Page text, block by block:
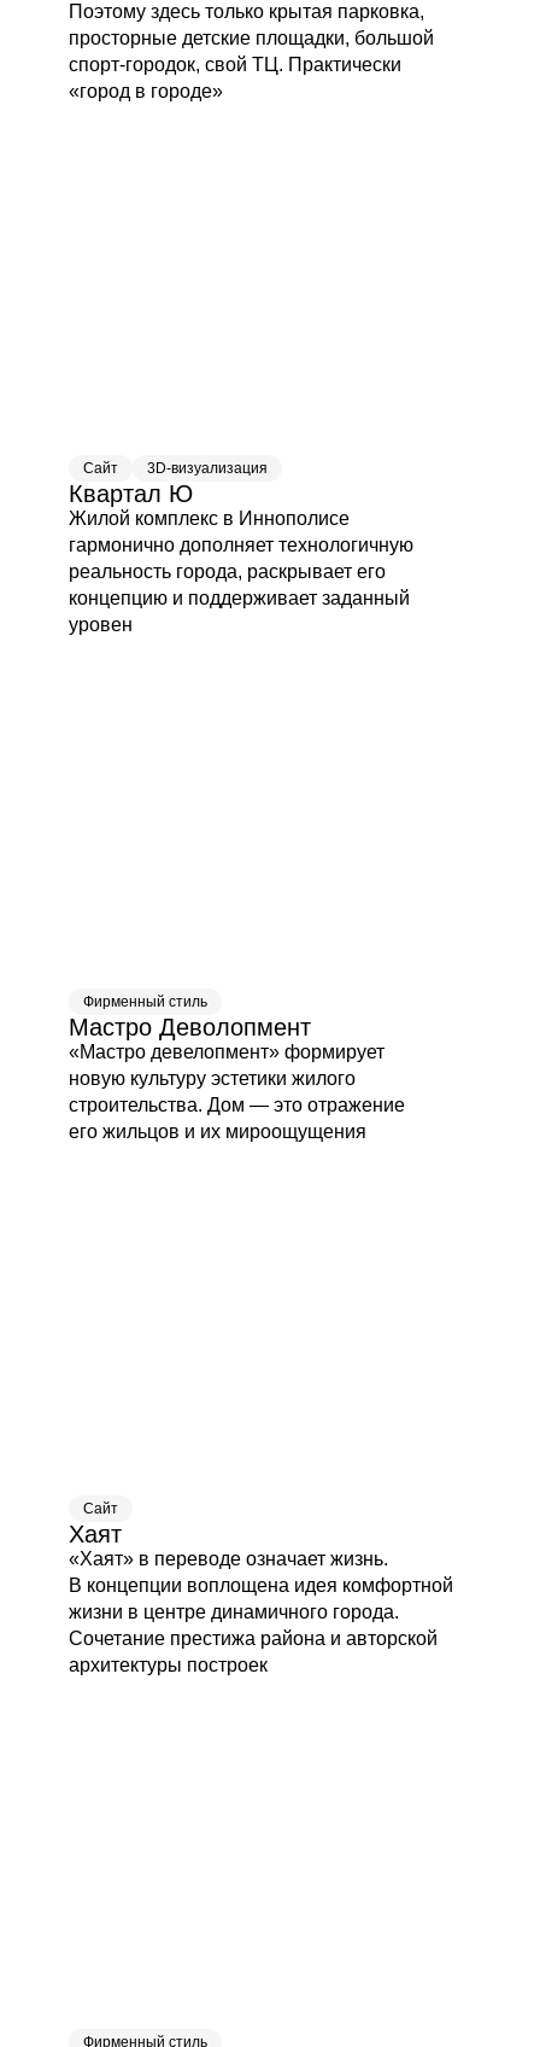
Поэтому здесь только крытая парковка,
просторные детские площадки, большой
спорт-городок, свой ТЦ. Практически
«город в городе»
Сайт 3D-визуализация
Квартал Ю
Жилой комплекс в Иннополисе
гармонично дополняет технологичную
реальность города, раскрывает его
концепцию и поддерживает заданный
уровен
Фирменный стиль
Мастро Деволопмент
«Мастро девелопмент» формирует
новую культуру эстетики жилого
строительства. Дом — это отражение
его жильцов и их мироощущения
Сайт
Хаят
«Хаят» в переводе означает жизнь.
В концепции воплощена идея комфортной
жизни в центре динамичного города.
Сочетание престижа района и авторской
архитектуры построек
Фирменный стиль